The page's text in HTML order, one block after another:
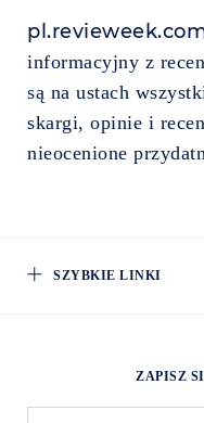
informacyjny z
są na ustach
skargi, opinie i
nieocenione
SZYBKIE LINKI
ZAPISZ